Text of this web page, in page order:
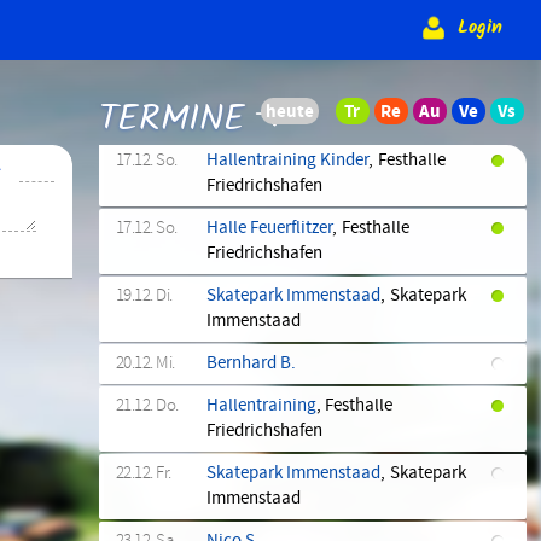
Login
TERMINE
, Skatepark
Erster E-Kader-Lehrgang,
Bernhausen
17.12. So.
Hallentraining Kinder, Festhalle
Friedrichshafen
17.12. So.
Halle Feuerflitzer, Festhalle
Friedrichshafen
19.12. Di.
Skatepark Immenstaad, Skatepark
Immenstaad
20.12. Mi.
Bernhard B.
21.12. Do.
Hallentraining, Festhalle
Friedrichshafen
22.12. Fr.
Skatepark Immenstaad, Skatepark
Immenstaad